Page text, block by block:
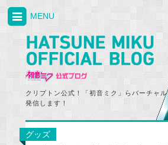
クリプトン公式！「初音ミク」らバーチャ
発信します！
MENU
グッズ